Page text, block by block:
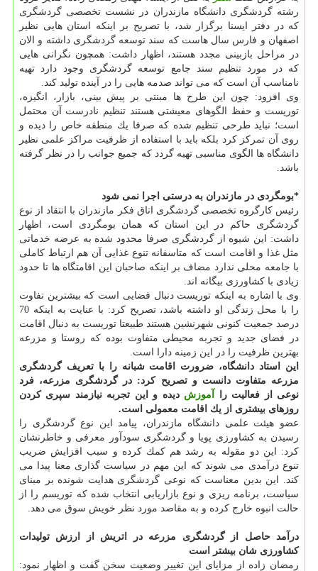
رشته گردشگری دانشگاه مازندران در نشست تخصصی گردشگری
كه در دفتر ایسنا برگزار شد، با تصریح بر اینكه استان هایی نظیر
اصفهان و فارس سال هاست كه سند توسعه گردشگری داشته و الان
در مراحل بازبینی مجدد هستند، اظهار داشت: همچون نگرانی هایی
كه در مورد تنظیم سند جامع توسعه گردشگری وجود دارد تهیه
نامناسب آن است كه می تواند صدمه هایی را در آینده تولید كند.
وی افزود: چون این طرح ها مبنتی بر پیش بینی، بازار، انگیزه،
توریست و حفظ الگوهای معیشتی هستند تنظیم نادرست آن محتمل
است؛ نباید طرحی تنظیم شده كه صرفا یك منطقه خاص را دیده و
روی آن تمركز كرد بلكه باید با استفاده از ظرفیت مراكز علمی نظیر
دانشگاه ها الگوی مناسبی تهیه گردد كه جمیع جوانب را در نظر گرفته
باشد.
*بومگردی در مازندران به درستی اجرا نمی شود
رئیس كارگروه تخصصی گردشگری اتاق فكر مازندران با انتقاد از نوع
گردشگری حاكم در این استان كه همان بومگردی است، اظهار
داشت: این شیوه از گردشگری صرفا محدود شده به عرضه خدماتی
مثل غذا و اقامت است كه متاسفانه تنوع غذایی آن هم ارتباط كاملی
با جامعه محلی ندارد مضاف بر اینكه صاحبان این اقامتگاه ها تا حدود
زیادی با كشاورزی بیگانه اند.
وی با اشاره به اینكه توریست دنبال فضایی است كه بیشترین تفاوت
را با محل زندگی او داشته باشد، تصریح كرد: با عنایت به اینكه 70
درصد جمعیت كنونی شهرنشین هستند طبیعتا توریست به دنبال اقامت
در فضای جدید و تجربه محیطی متفاوت بوده كه روستا و مزرعه
بهترین ظرفیت را در این زمینه دارا است.
این استاد دانشگاه، ضرورت اقامت شبانه را با تعریف گردشگری
مزرعه متفاوت دانست و تصریح كرد: در گردشگری مزرعه، فرد
نوعی از فعالیت را
آموزش دیده و این تجربه نیازمند سپری كردن
روزهای بیشتری از یك اقامت معمولی است.
عضو هیئت علمی دانشگاه مازندران، پیامد این نوع گردشگری را
رسیدن به كشاورزی پویا و گردشگری سودآور معرفی و خاطرنشان
كرد: این دو مقوله به رشد هم كمك كرده و سبب افزایش ضریب
تنوع درآمدی می شوند كه این مهم در سیاست گذاری معنا پیدا می
كند. این بدین معناست كه نوعی گردشگری هدایت شونده بر مبنای
سیاست، برنامه ریزی و نوع بازاریابی انتخاب شده كه توریسم را از
حالت انبوه خارج كرده و به مقاصد مورد نظر خویش سوق می دهد.
درآمد حاصل از گردشگری مزرعه در اتریش از ارزش تولیدات
كشاورزی شان بیشتر است
رمضان زاده از مزایای این تغییر وضعیت سخن گفت و اظهار نمود: